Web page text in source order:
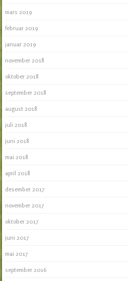
mars 2019
februar 2019
januar 2019
november 2018
oktober 2018
september 2018
august 2018
juli 2018
juni 2018
mai 2018
april 2018
desember 2017
november 2017
oktober 2017
juni 2017
mai 2017
september 2016